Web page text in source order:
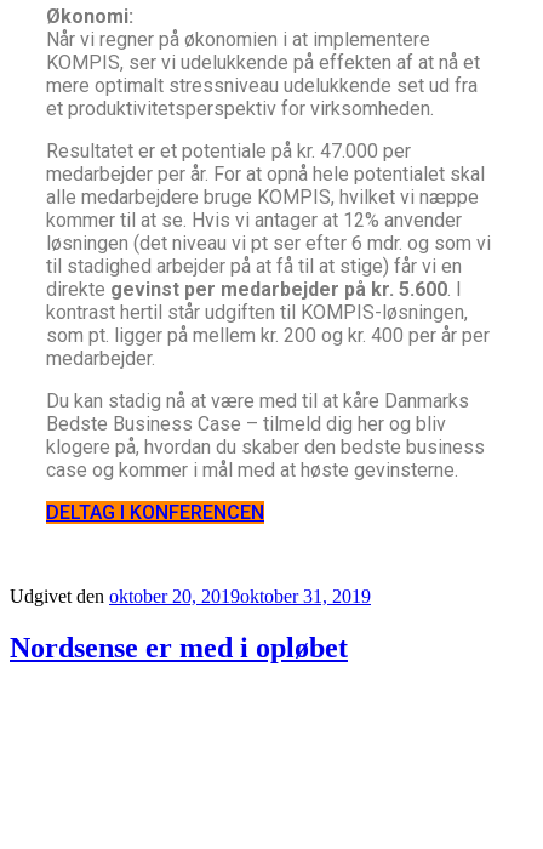
Økonomi:
Når vi regner på økonomien i at implementere
KOMPIS, ser vi udelukkende på effekten af at nå et
mere optimalt stressniveau udelukkende set ud fra
et produktivitetsperspektiv for virksomheden.
Resultatet er et potentiale på kr. 47.000 per
medarbejder per år. For at opnå hele potentialet skal
alle medarbejdere bruge KOMPIS, hvilket vi næppe
kommer til at se. Hvis vi antager at 12% anvender
løsningen (det niveau vi pt ser efter 6 mdr. og som vi
til stadighed arbejder på at få til at stige) får vi en
direkte gevinst per medarbejder på kr. 5.600. I
kontrast hertil står udgiften til KOMPIS-løsningen,
som pt. ligger på mellem kr. 200 og kr. 400 per år per
medarbejder.
Du kan stadig nå at være med til at kåre Danmarks
Bedste Business Case – tilmeld dig her og bliv
klogere på, hvordan du skaber den bedste business
case og kommer i mål med at høste gevinsterne.
DELTAG I KONFERENCEN
Udgivet den oktober 20, 2019oktober 31, 2019
Nordsense er med i opløbet